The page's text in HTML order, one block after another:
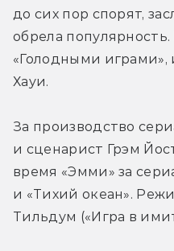
до сих пор спорят,
обрела
«Голодными играми»,
Хауи.
За производство
и сценарист Грэм
время «Эмми» за
и «Тихий океан».
Тильдум («Игра в